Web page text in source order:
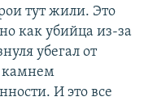
тут жили. Это
как убийца из-за
убегал от
камнем
И это все